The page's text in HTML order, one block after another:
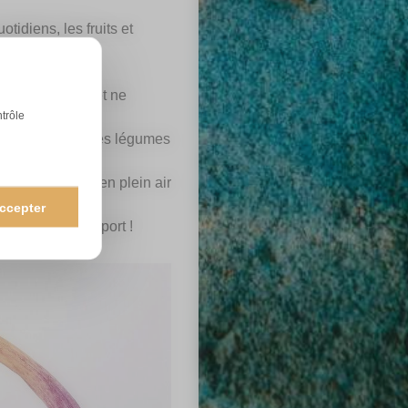
les fruits et
saison, et ne
, en mangeant les légumes
cultivés en plein air
moins de transport !